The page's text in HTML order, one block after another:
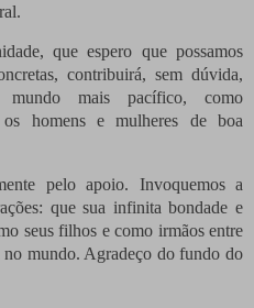
que espero que possamos
contribuirá, sem dúvida,
mais pacífico, como
os homens e mulheres de boa
pelo apoio. Invoquemos a
que sua infinita bondade e
seus filhos e como irmãos entre
no mundo. Agradeço do fundo do